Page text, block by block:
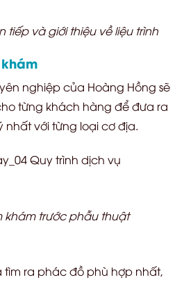
và giới thiệu về liệu trình
nghiệp của Hoàng Hồng sẽ
từng khách hàng để đưa ra
nhất với từng loại cơ địa.
trước phẫu thuật
tìm ra phác đồ phù hợp nhất,